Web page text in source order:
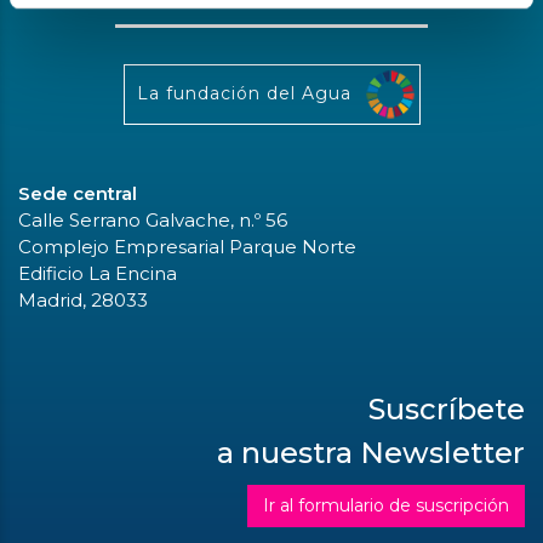
La fundación del Agua
Sede central
Calle Serrano Galvache, n.º 56
Complejo Empresarial Parque Norte
Edificio La Encina
Madrid, 28033
Suscríbete
a nuestra Newsletter
Ir al formulario de suscripción